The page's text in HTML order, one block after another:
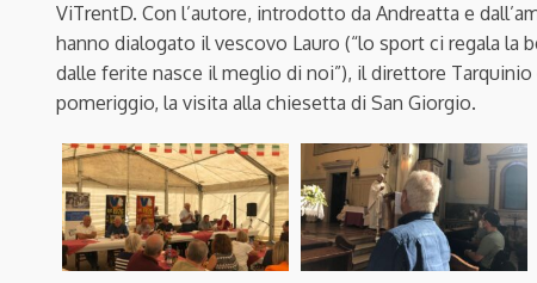
ViTrentD. Con l’autore, introdotto da Andreatta e
hanno dialogato il vescovo Lauro (“lo sport ci regala la
dalle ferite nasce il meglio di noi”), il direttore
pomeriggio, la visita alla chiesetta di San Giorgio.